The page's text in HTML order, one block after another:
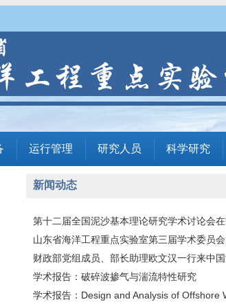
运行管理 研究人员 科学研究
新闻动态
第十二届全国泥沙基本理论研究学术讨论会
山东省海洋工程重点实验室第三届学术委员
财政部党组成员、部长助理欧文汉一行来中
学术报告：破碎波掺气与湍流特性研究
学术报告：Design and Analysis of Offshore